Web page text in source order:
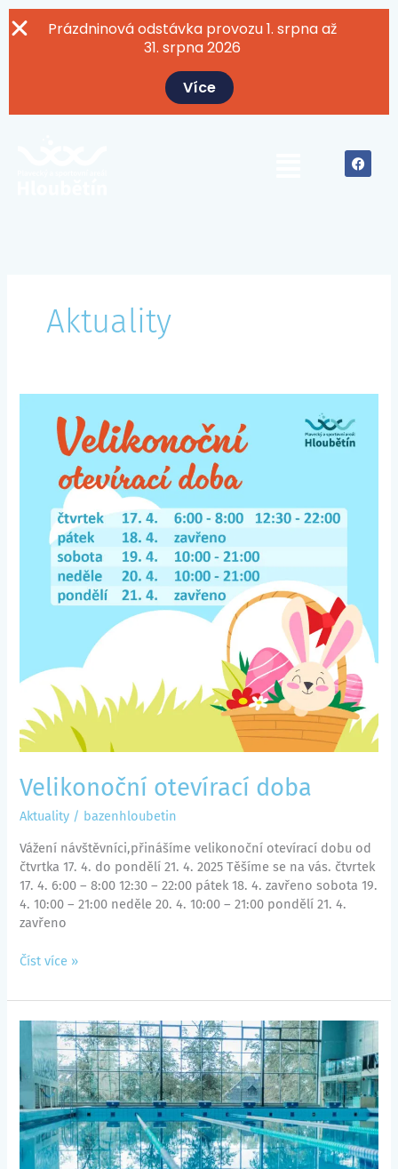
Prázdninová odstávka provozu 1. srpna až
31. srpna 2026
Více
Přeskočit
na
a
c
e
Aktuality
Velikonoční otevírací doba
Aktuality / bazenhloubetin
Vážení návštěvníci,přinášíme velikonoční otevírací dobu od
čtvrtka 17. 4. do pondělí 21. 4. 2025 Těšíme se na vás. čtvrtek
17. 4. 6:00 – 8:00 12:30 – 22:00 pátek 18. 4. zavřeno sobota 19.
4. 10:00 – 21:00 neděle 20. 4. 10:00 – 21:00 pondělí 21. 4.
zavřeno
otevírací
Číst více »
Mimořádná
obsazenost
drah